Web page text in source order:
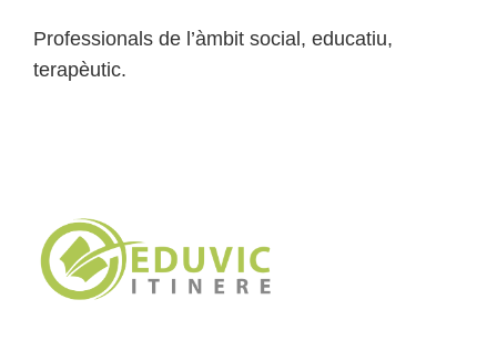
Professionals de l’àmbit social, educatiu,
terapèutic.